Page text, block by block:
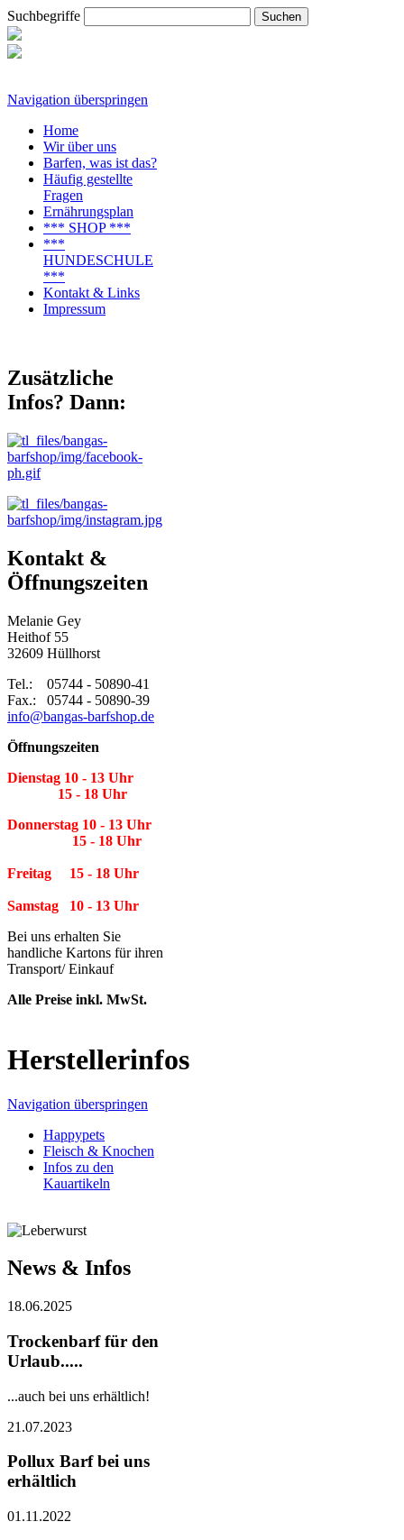
Suchbegriffe
Navigation überspringen
Home
Wir über uns
Barfen, was ist das?
Häufig gestellte
Fragen
Ernährungsplan
*** SHOP ***
***
HUNDESCHULE
***
Kontakt & Links
Impressum
Zusätzliche
Infos? Dann:
Kontakt &
Öffnungszeiten
Melanie Gey
Heithof 55
32609 Hüllhorst
Tel.: 05744 - 50890-41
Fax.: 05744 - 50890-39
info@bangas-barfshop.de
Öffnungszeiten
Dienstag 10 - 13 Uhr
15 - 18 Uhr
Donnerstag 10 - 13 Uhr
15 - 18 Uhr
Freitag 15 - 18 Uhr
Samstag 10 - 13 Uhr
Bei uns erhalten Sie
handliche Kartons für ihren
Transport/ Einkauf
Alle Preise inkl. MwSt.
Herstellerinfos
Navigation überspringen
Happypets
Fleisch & Knochen
Infos zu den
Kauartikeln
News & Infos
18.06.2025
Trockenbarf für den
Urlaub.....
...auch bei uns erhältlich!
21.07.2023
Pollux Barf bei uns
erhältlich
01.11.2022